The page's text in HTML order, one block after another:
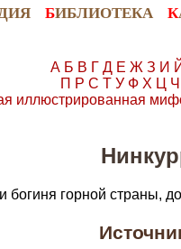
БИБЛИОТЕКА К
А Б В Г Д Е Ж З И Й
П Р С Т У Ф Х Ц Ч
иллюстрированная
горной страны,